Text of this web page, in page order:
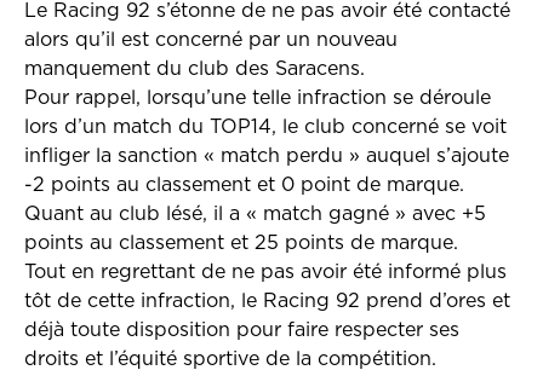
Le Racing 92 s’étonne de ne pas avoir été contacté
alors qu’il est concerné par un nouveau
manquement du club des Saracens.
Pour rappel, lorsqu’une telle infraction se déroule
lors d’un match du TOP14, le club concerné se voit
infliger la sanction « match perdu » auquel s’ajoute
-2 points au classement et 0 point de marque.
Quant au club lésé, il a « match gagné » avec +5
points au classement et 25 points de marque.
Tout en regrettant de ne pas avoir été informé plus
tôt de cette infraction, le Racing 92 prend d’ores et
déjà toute disposition pour faire respecter ses
droits et l’équité sportive de la compétition.